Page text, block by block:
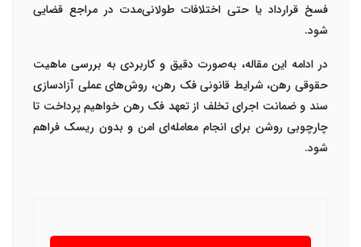
فسخ قرارداد یا حتی اختلافات طولانی‌مدت در مراجع قضایی
شود.
در ادامه این مقاله، به‌صورت دقیق و کاربردی به بررسی ماهیت
حقوقی رهن، شرایط قانونی فک رهن، روش‌های عملی آزادسازی
سند و ضمانت اجرای تخلف از تعهد فک رهن خواهیم پرداخت تا
چارچوبی روشن برای انجام معامله‌ای امن و بدون ریسک فراهم
شود.